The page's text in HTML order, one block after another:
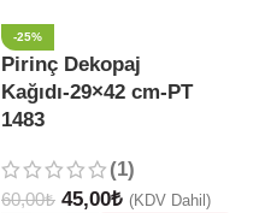
-25%
Pirinç Dekopaj
Kağıdı-29×42 cm-PT
1483
(1)
60,00₺ 45,00₺ (KDV Dahil)